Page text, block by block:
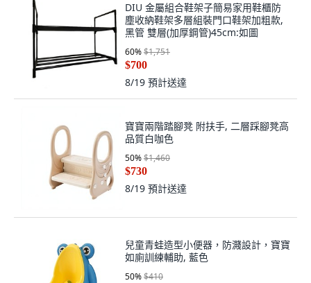
DIU 金屬組合鞋架子簡易家用鞋櫃防
塵收納鞋架多層組裝門口鞋架加粗款,
黑管 雙層(加厚鋼管)45cm:如圖
60%$1,751
$700
8/19 預計送達
寶寶兩階踏腳凳 附扶手, 二層踩腳凳高
品質白咖色
50%$1,460
$730
8/19 預計送達
兒童青蛙造型小便器，防濺設計，寶寶
如廁訓練輔助, 藍色
50%$410